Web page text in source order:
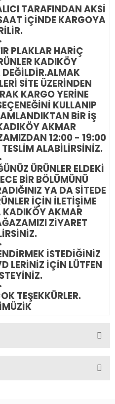
TARAFINDAN AKSİ
İÇİNDE KARGOYA
PLAKLAR HARİÇ
KADIKÖY
ALMAK
SİTE ÜZERİNDEN
KARGO YERİNE
KULLANIP
BİR İŞ
AKMAR
12:00 - 19:00
ALABİLİRSİNİZ.
ÜRÜNLER ELDEKİ
BİR BÖLÜMÜNÜ
YA DA SİTEDE
İÇİN İLETİŞİME
KADIKÖY AKMAR
ZİYARET
İSTEDİĞİNİZ
LERİNİZ İÇİN LÜTFEN
TEŞEKKÜRLER.